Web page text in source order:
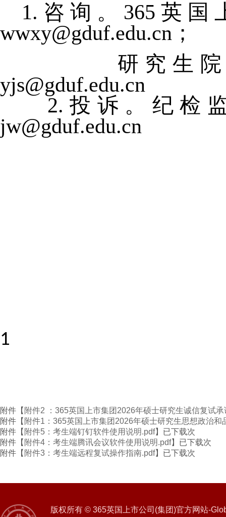
1.咨询。365英国
wwxy@gduf.edu.cn ；
yjs@gduf.edu.cn
jw@gduf.edu.cn
1
附件【 附件2 ：365英国上市集团2026年硕士研究生诚信复试
附件【 附件1：365英国上市集团2026年硕士研究生思想政治和
附件【 附件5：考生端钉钉软件使用说明.pdf】已下载次
附件【 附件4：考生端腾讯会议软件使用说明.pdf】已下载次
附件【 附件3：考生端远程复试操作指南.pdf】已下载次
版权所有 © 365英国上市公司(集团)官方网站-